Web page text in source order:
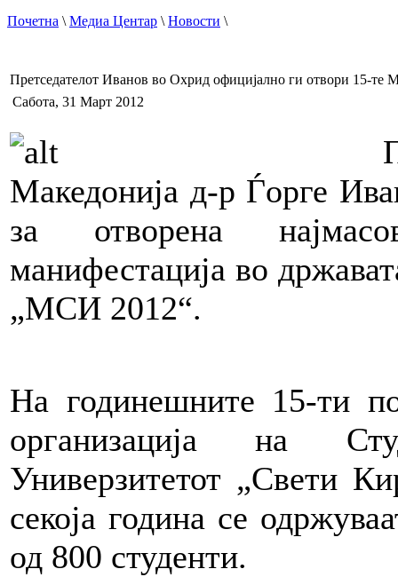
Почетна \Медиа Центар \Новости \
Претседателот Иванов во Охрид официјално ги отвори 15-те
Сабота, 31 Март 2012
Македонија д-р Ѓорге
за отворена
манифестација во
„МСИ 2012“.
На годинешните 15-ти
организација на
Универзитетот „Свети
секоја година се
од 800 студенти.